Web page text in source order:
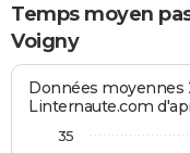
Temps moyen
Voigny
Données moyennes
Linternaute.com
35